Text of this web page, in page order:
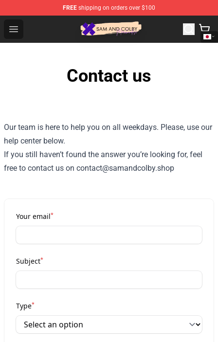
FREE shipping on orders over $100
Open menu
Sam And Colby Shop - Official Sam And Colby
Contact us
Our team is here to help you on all weekdays. Please, use our
help center below.
If you still haven’t found the answer you’re looking for, feel
free to contact us on contact@samandcolby.shop